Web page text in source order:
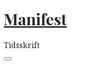
Manifest
Tidsskrift
navigation
Menu